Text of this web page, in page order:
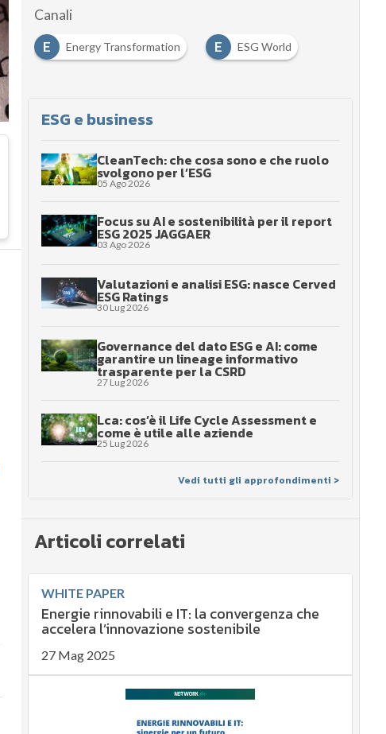
Canali
E
Energy Transformation E ESG World
ESG e business
CleanTech: che cosa sono e che ruolo
svolgono per l’ESG
05 Ago 2026
Focus su AI e sostenibilità per il report
ESG 2025 JAGGAER
03 Ago 2026
Valutazioni e analisi ESG: nasce Cerved
ESG Ratings
30 Lug 2026
Governance del dato ESG e AI: come
garantire un lineage informativo
trasparente per la CSRD
27 Lug 2026
Lca: cos’è il Life Cycle Assessment e
come è utile alle aziende
25 Lug 2026
Vedi tutti gli approfondimenti >
Articoli correlati
WHITE PAPER
Energie rinnovabili e IT: la convergenza che
accelera l’innovazione sostenibile
27 Mag 2025